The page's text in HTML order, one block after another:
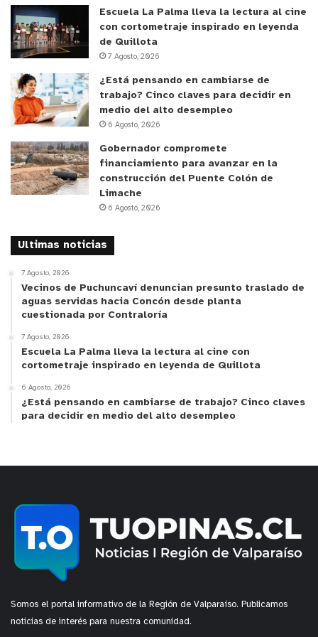
es que de plato principal haya carnecita y
ensaladas. No tantos carbohidratos como arroz o
papa”, comenta.
y tú, ¿qué opinas?
Escuela La Palma lleva la lectura al cine
con cortometraje inspirado en leyenda
de Quillota
7 Agosto, 2026
¿Está pensando en cambiarse de
trabajo? Cinco claves para decidir en
medio del alto desempleo
6 Agosto, 2026
Gobernador compromete
financiamiento para avanzar en la
construcción del Puente Colón de
Limache
6 Agosto, 2026
Ultimas noticias
7 Agosto, 2026
Vecinos de Puchuncaví denuncian presunto traslado de
aguas servidas hacia Concón desde planta
cuestionada por Contraloría
7 Agosto, 2026
Escuela La Palma lleva la lectura al cine con
cortometraje inspirado en leyenda de Quillota
6 Agosto, 2026
¿Está pensando en cambiarse de trabajo? Cinco claves
para decidir en medio del alto desempleo
Somos el portal informativo de la Región de Valparaíso. Publicamos
noticias de interés para nuestra comunidad.